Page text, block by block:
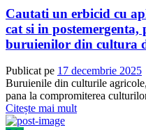
Cautati un erbicid cu
cat si in postemergenta,
buruienilor din cultura
Publicat pe 17 decembrie 2025
Buruienile din culturile
pana la compromiterea
Citește mai mult